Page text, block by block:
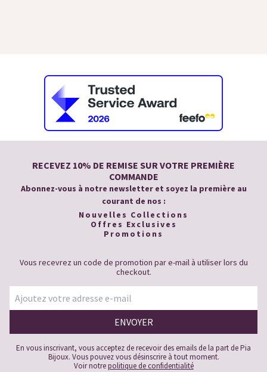
RECEVEZ 10% DE REMISE SUR VOTRE PREMIÈRE
COMMANDE
Abonnez-vous à notre newsletter et soyez la première au
courant de nos :
Nouvelles Collections
Offres Exclusives
Promotions
Vous recevrez un code de promotion par e-mail à utiliser lors du
checkout.
En vous inscrivant, vous acceptez de recevoir des emails de la part de Pia
Bijoux. Vous pouvez vous désinscrire à tout moment.
Voir notrepolitique de confidentialité